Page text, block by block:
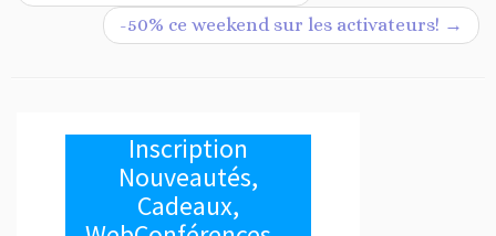
-50% ce weekend sur les activateurs! →